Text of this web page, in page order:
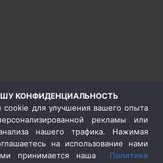
(404)
КОНФИДЕНЦИАЛЬНОСТЬ
для улучшения вашего опыта
рекламы или
нашего трафика. Нажимая
на использование нами
принимается наша Политика